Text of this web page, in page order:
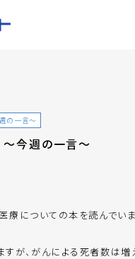
の一言～
週の一言～
療についての本を読んでいま
が、がんによる死者数は増